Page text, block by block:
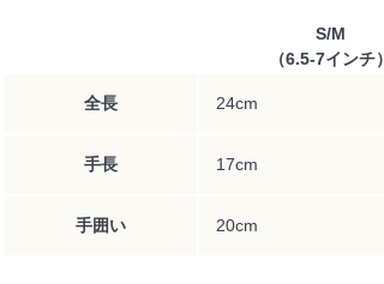
S/M
（6.5-7インチ）
全長 24cm
手長 17cm
手囲い 20cm